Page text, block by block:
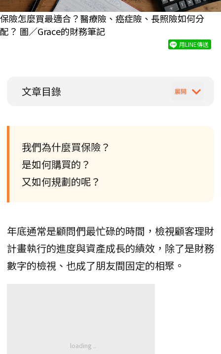
保險怎麼買最適合？醫療險、癌症險、長照險如何分
配？ 圖／Grace的財務筆記
用LINE傳送
文章目錄
我們為什麼買保險？
是如何購買的？
又如何規劃的呢？
年底通常是顧問們最忙碌的時間，檢視顧客理財
計畫執行的進度與資產成長的績效，除了是財務
數字的檢視、也成了朋友間固定的相聚。